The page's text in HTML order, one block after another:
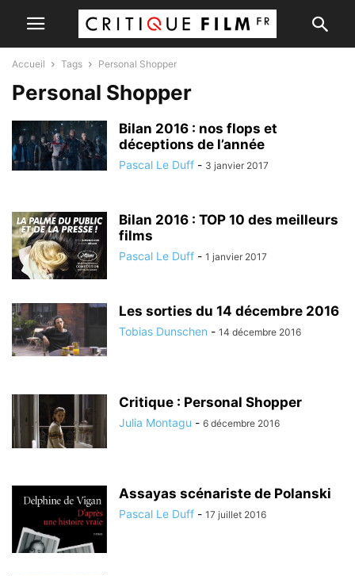
Accueil Tags Personal Shopper
Personal Shopper
Bilan 2016 : nos flops et
déceptions de l’année
Pascal Le Duff - 3 janvier 2017
Bilan 2016 : TOP 10 des meilleurs
films
Pascal Le Duff - 1 janvier 2017
Les sorties du 14 décembre 2016
Tobias Dunschen - 14 décembre 2016
Critique : Personal Shopper
Julia Montagu - 6 décembre 2016
Assayas scénariste de Polanski
Pascal Le Duff - 17 juillet 2016